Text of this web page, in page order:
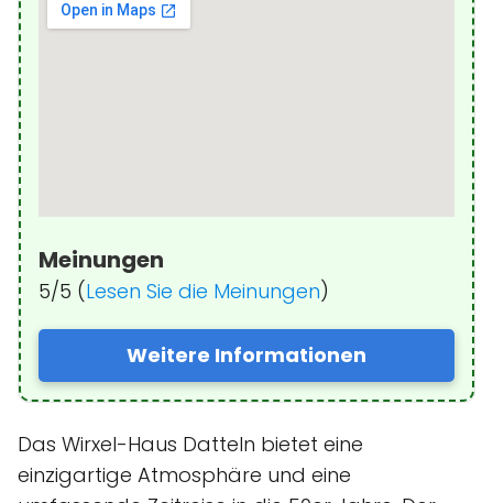
Meinungen
5/5 (Lesen Sie die Meinungen)
Weitere Informationen
Das Wirxel-Haus Datteln bietet eine
einzigartige Atmosphäre und eine